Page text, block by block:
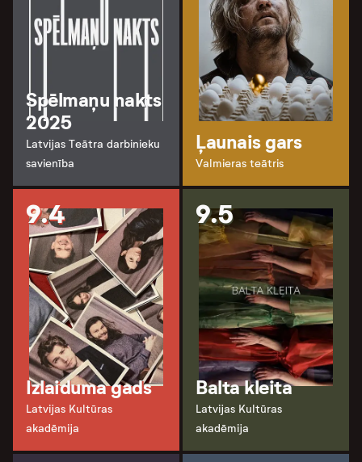
Spēlmaņu nakts
2025
Latvijas Teātra darbinieku
savienība
Ļaunais gars
Valmieras teātris
9.4
Izlaiduma gads
Latvijas Kultūras
akadēmija
9.5
Balta kleita
Latvijas Kultūras
akadēmija